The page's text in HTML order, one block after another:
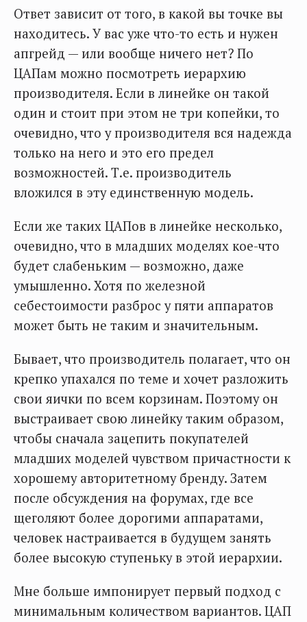
Ответ зависит от того, в какой вы точке вы
находитесь. У вас уже что-то есть и нужен
апгрейд — или вообще ничего нет? По
ЦАПам можно посмотреть иерархию
производителя. Если в линейке он такой
один и стоит при этом не три копейки, то
очевидно, что у производителя вся надежда
только на него и это его предел
возможностей. Т.е. производитель
вложился в эту единственную модель.
Если же таких ЦАПов в линейке несколько,
очевидно, что в младших моделях кое-что
будет слабеньким — возможно, даже
умышленно. Хотя по железной
себестоимости разброс у пяти аппаратов
может быть не таким и значительным.
Бывает, что производитель полагает, что он
крепко упахался по теме и хочет разложить
свои яички по всем корзинам. Поэтому он
выстраивает свою линейку таким образом,
чтобы сначала зацепить покупателей
младших моделей чувством причастности к
хорошему авторитетному бренду. Затем
после обсуждения на форумах, где все
щеголяют более дорогими аппаратами,
человек настраивается в будущем занять
более высокую ступеньку в этой иерархии.
Мне больше импонирует первый подход с
минимальным количеством вариантов. ЦАП